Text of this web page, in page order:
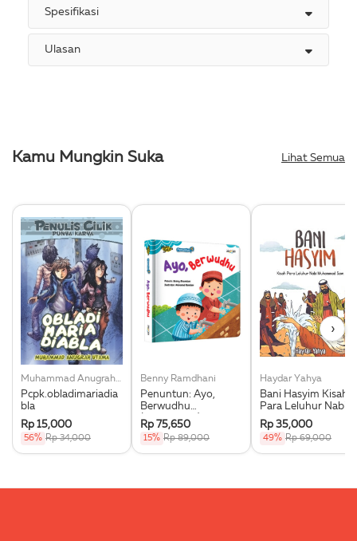
Spesifikasi
Ulasan
Kamu Mungkin Suka Lihat Semua
Muhammad Anugrah Utama
Pcpk.obladimariadia
bla
Rp 15,000
56% Rp 34,000
Benny Ramdhani
Penuntun: Ayo,
Berwudhu
(Boardbook)
Rp 75,650
15% Rp 89,000
Haydar Yahya
Bani Hasyim Kisah
Para Leluhur Nabi
Muhammad Saw.
Rp 35,000
49% Rp 69,000
›